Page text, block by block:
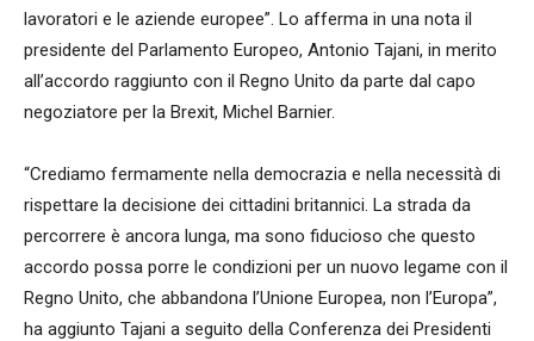
lavoratori e le aziende europee”. Lo afferma in una nota il
presidente del Parlamento Europeo, Antonio Tajani, in merito
all’accordo raggiunto con il Regno Unito da parte dal capo
negoziatore per la Brexit, Michel Barnier.
“Crediamo fermamente nella democrazia e nella necessità di
rispettare la decisione dei cittadini britannici. La strada da
percorrere è ancora lunga, ma sono fiducioso che questo
accordo possa porre le condizioni per un nuovo legame con il
Regno Unito, che abbandona l’Unione Europea, non l’Europa”,
ha aggiunto Tajani a seguito della Conferenza dei Presidenti